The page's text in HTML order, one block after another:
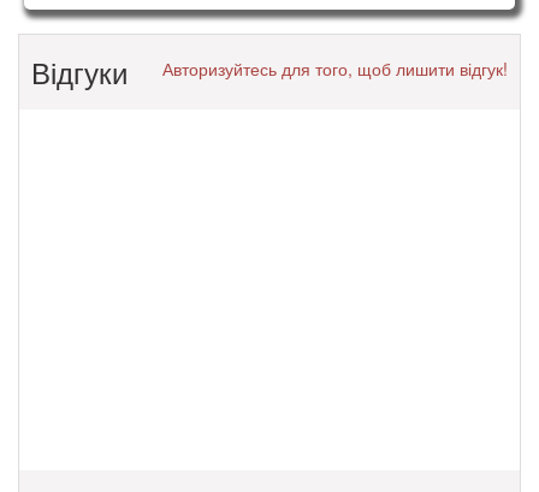
Відгуки Авторизуйтесь для того, щоб лишити відгук!